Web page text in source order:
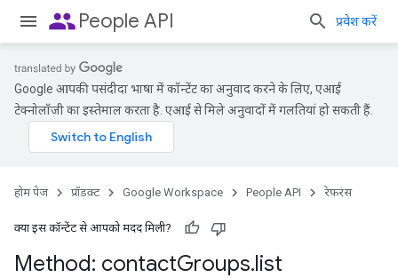
peoplePeople API प्रवेश करें
Google आपकी पसंदीदा भाषा में कॉन्टेंट का अनुवाद करने के लिए, एआई
टेक्नोलॉजी का इस्तेमाल करता है. एआई से मिले अनुवादों में गलतियां हो सकती हैं.
होम पेज प्रॉडक्ट Google Workspace People API रेफ़रंस
क्या इस कॉन्टेंट से आपको मदद मिली?
Method: contactGroups.list